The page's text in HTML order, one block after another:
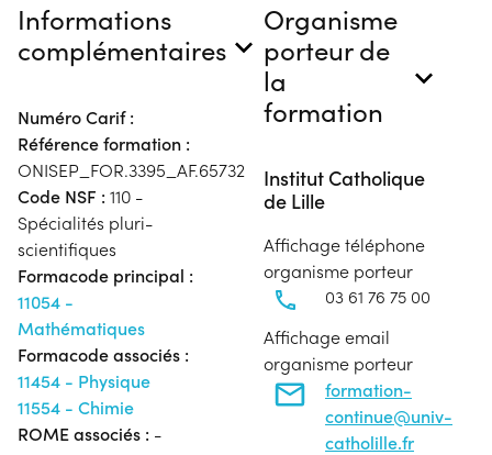
Informations
complémentaires
Numéro Carif :
Référence formation :
ONISEP_FOR.3395_AF.65732
Code NSF : 110 -
Spécialités pluri-
scientifiques
Formacode principal :
11054 -
Mathématiques
Formacode associés :
11454 - Physique
11554 - Chimie
ROME associés : -
Organisme
porteur de
la
formation
Institut Catholique
de Lille
Affichage téléphone
organisme porteur
03 61 76 75 00
Affichage email
organisme porteur
formation-
continue@univ-
catholille.fr